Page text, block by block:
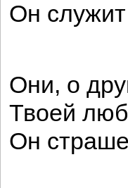
Он
Сии
Они, о
Твоей
Он